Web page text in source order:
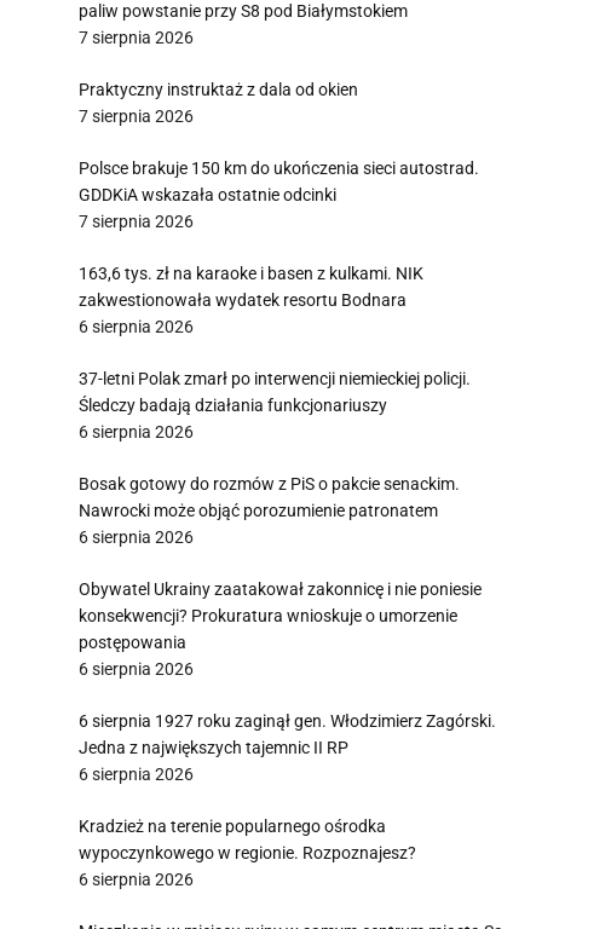
paliw powstanie przy S8 pod Białymstokiem
7 sierpnia 2026
Praktyczny instruktaż z dala od okien
7 sierpnia 2026
Polsce brakuje 150 km do ukończenia sieci autostrad.
GDDKiA wskazała ostatnie odcinki
7 sierpnia 2026
163,6 tys. zł na karaoke i basen z kulkami. NIK
zakwestionowała wydatek resortu Bodnara
6 sierpnia 2026
37-letni Polak zmarł po interwencji niemieckiej policji.
Śledczy badają działania funkcjonariuszy
6 sierpnia 2026
Bosak gotowy do rozmów z PiS o pakcie senackim.
Nawrocki może objąć porozumienie patronatem
6 sierpnia 2026
Obywatel Ukrainy zaatakował zakonnicę i nie poniesie
konsekwencji? Prokuratura wnioskuje o umorzenie
postępowania
6 sierpnia 2026
6 sierpnia 1927 roku zaginął gen. Włodzimierz Zagórski.
Jedna z największych tajemnic II RP
6 sierpnia 2026
Kradzież na terenie popularnego ośrodka
wypoczynkowego w regionie. Rozpoznajesz?
6 sierpnia 2026